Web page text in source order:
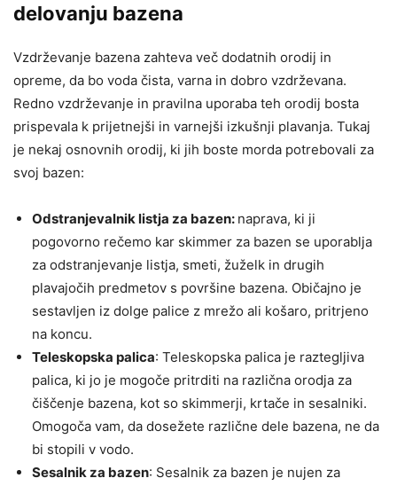
delovanju bazena
Vzdrževanje bazena zahteva več dodatnih orodij in
opreme, da bo voda čista, varna in dobro vzdrževana.
Redno vzdrževanje in pravilna uporaba teh orodij bosta
prispevala k prijetnejši in varnejši izkušnji plavanja. Tukaj
je nekaj osnovnih orodij, ki jih boste morda potrebovali za
svoj bazen:
Odstranjevalnik listja za bazen: naprava, ki ji
pogovorno rečemo kar skimmer za bazen se uporablja
za odstranjevanje listja, smeti, žuželk in drugih
plavajočih predmetov s površine bazena. Običajno je
sestavljen iz dolge palice z mrežo ali košaro, pritrjeno
na koncu.
Teleskopska palica: Teleskopska palica je raztegljiva
palica, ki jo je mogoče pritrditi na različna orodja za
čiščenje bazena, kot so skimmerji, krtače in sesalniki.
Omogoča vam, da dosežete različne dele bazena, ne da
bi stopili v vodo.
Sesalnik za bazen: Sesalnik za bazen je nujen za